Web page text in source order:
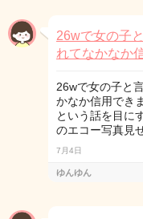
26wで女の子
れてなかなか
26wで女の子と
かなか信用でき
という話を目に
のエコー写真見
7月4日
ゆんゆん